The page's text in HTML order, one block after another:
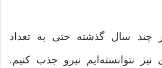
چند سال گذشته حتی به تعداد
نیز نتوانسته‌ایم نیرو جذب کنیم.